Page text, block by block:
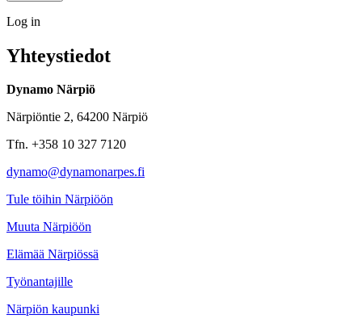
Log
Log in
Yhteystiedot
Dynamo Närpiö
Närpiöntie 2, 64200 Närpiö
Tfn. +358 10 327 7120
dynamo@dynamonarpes.fi
Tule töihin Närpiöön
Muuta Närpiöön
Elämää Närpiössä
Työnantajille
Närpiön kaupunki